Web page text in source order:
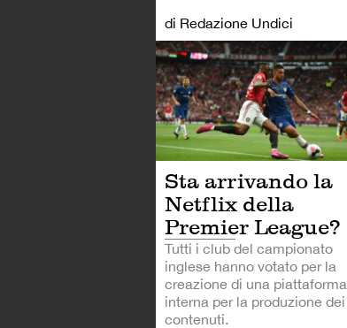
di Redazione Undici
Sta arrivando la
Netflix della
Premier League?
Tutti i club del campionato
inglese hanno votato per la
creazione di una piattaforma
interna per la produzione dei
contenuti.